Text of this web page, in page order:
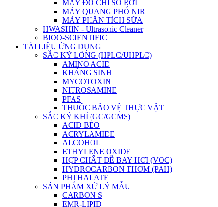
MÁY ĐO CHỈ SỐ RƠI
MÁY QUANG PHỔ NIR
MÁY PHÂN TÍCH SỮA
HWASHIN - Ultrasonic Cleaner
BIOO-SCIENTIFIC
TÀI LIỆU ỨNG DỤNG
SẮC KÝ LỎNG (HPLC/UHPLC)
AMINO ACID
KHÁNG SINH
MYCOTOXIN
NITROSAMINE
PFAS
THUỐC BẢO VỆ THỰC VẬT
SẮC KÝ KHÍ (GC/GCMS)
ACID BÉO
ACRYLAMIDE
ALCOHOL
ETHYLENE OXIDE
HỢP CHẤT DỄ BAY HƠI (VOC)
HYDROCARBON THƠM (PAH)
PHTHALATE
SẢN PHẨM XỬ LÝ MẪU
CARBON S
EMR-LIPID